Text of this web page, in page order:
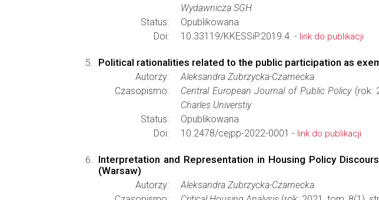
Wydawnicza SGH
Status:
Opublikowana
Doi:
10.33119/KKESSiP.2019.4. - link do publikacji
Political rationalities related to the public participation as
Autorzy:
Aleksandra Zubrzycka-Czarnecka
Czasopismo:
Central European Journal of Public Policy(rok:
Charles Universtiy
Status:
Opublikowana
Doi:
10.2478/cejpp-2022-0001 - link do publikacji
Interpretation and Representation in Housing Policy
(Warsaw)
Autorzy:
Aleksandra Zubrzycka-Czarnecka